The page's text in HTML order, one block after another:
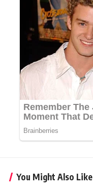
You Might Also Like